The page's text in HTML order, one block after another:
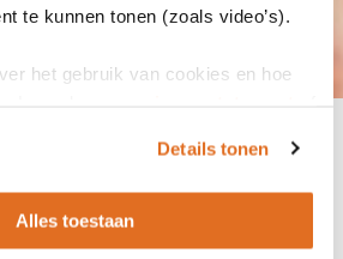
te kunnen tonen (zoals video’s).
het gebruik van cookies en hoe
Details tonen
Alles toestaan
onderwerp. Maar het is juist
naar de maatschappelijke - en